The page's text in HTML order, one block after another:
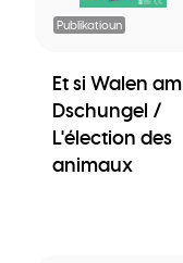
Publikatioun
Et si Walen am
Dschungel /
L'élection des
animaux